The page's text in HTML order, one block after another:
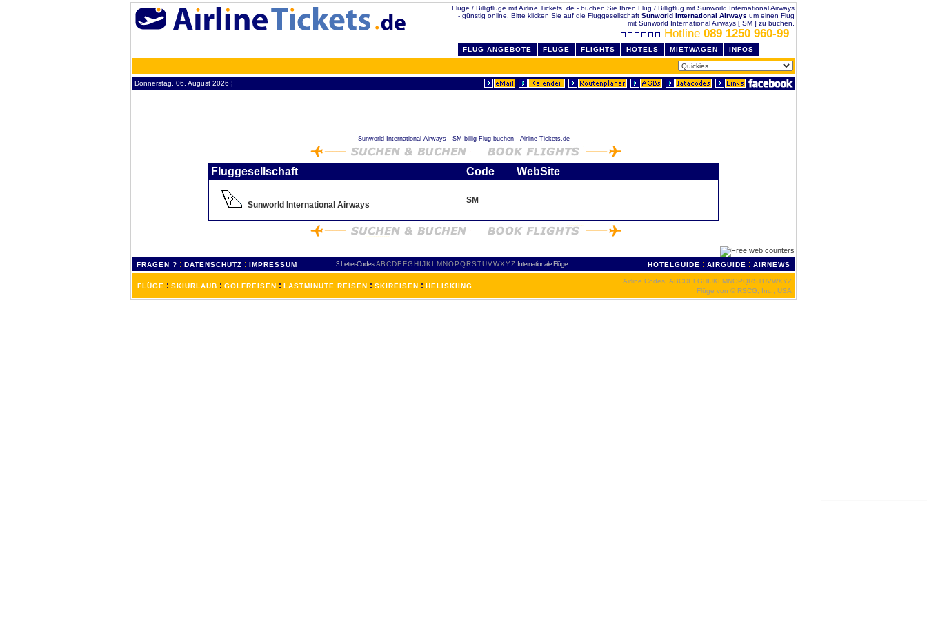
Flüge / Billigflüge mit Airline Tickets .de - buchen Sie Ihren Flug / Billigflug mit Sunworld International Airways
- günstig online. Bitte klicken Sie auf die Fluggesellschaft Sunworld International Airways um einen Flug
mit Sunworld International Airways [ SM ] zu buchen.
Hotline 089 1250 960-99
FLUG ANGEBOTE FLÜGE FLIGHTS HOTELS MIETWAGEN INFOS
Donnerstag, 06. August 2026 ¦
Sunworld International Airways - SM billig Flug buchen - Airline Tickets.de
Fluggesellschaft Code WebSite
Sunworld International Airways SM
FRAGEN ? : DATENSCHUTZ : IMPRESSUM 3 Letter-Codes ABCDEFGH IJKL MNOPQRSTUVWXYZ Internationale Flüge HOTELGUIDE : AIRGUIDE : AIRNEWS
FLÜGE : SKIURLAUB : GOLFREISEN : LASTMINUTE REISEN : SKIREISEN : HELISKIING
Airline Codes ABCDEFGHIJKL MNOPQRSTUVWXYZ
Flüge von © RSCG, Inc., USA